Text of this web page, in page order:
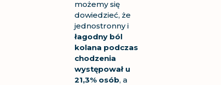
możemy się
dowiedzieć, że
jednostronny i
łagodny ból
kolana podczas
chodzenia
występował u
21,3% osób, a